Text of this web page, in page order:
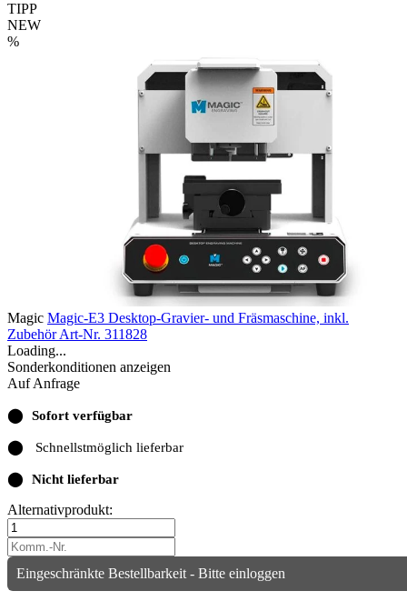
TIPP
NEW
%
Magic Magic-E3 Desktop-Gravier- und Fräsmaschine, inkl.
ZubehörArt-Nr. 311828
Loading...
Sonderkonditionen anzeigen
Auf Anfrage
⬤ Sofort verfügbar
⬤ Schnellstmöglich lieferbar
⬤ Nicht lieferbar
Alternativprodukt:
Eingeschränkte Bestellbarkeit - Bitte einloggen